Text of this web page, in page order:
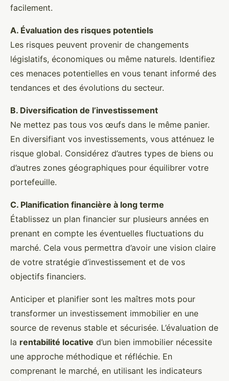
facilement.
A. Évaluation des risques potentiels
Les risques peuvent provenir de changements
législatifs, économiques ou même naturels. Identifiez
ces menaces potentielles en vous tenant informé des
tendances et des évolutions du secteur.
B. Diversification de l’investissement
Ne mettez pas tous vos œufs dans le même panier.
En diversifiant vos investissements, vous atténuez le
risque global. Considérez d’autres types de biens ou
d’autres zones géographiques pour équilibrer votre
portefeuille.
C. Planification financière à long terme
Établissez un plan financier sur plusieurs années en
prenant en compte les éventuelles fluctuations du
marché. Cela vous permettra d’avoir une vision claire
de votre stratégie d’investissement et de vos
objectifs financiers.
Anticiper et planifier sont les maîtres mots pour
transformer un investissement immobilier en une
source de revenus stable et sécurisée. L’évaluation de
la rentabilité locative d’un bien immobilier nécessite
une approche méthodique et réfléchie. En
comprenant le marché, en utilisant les indicateurs